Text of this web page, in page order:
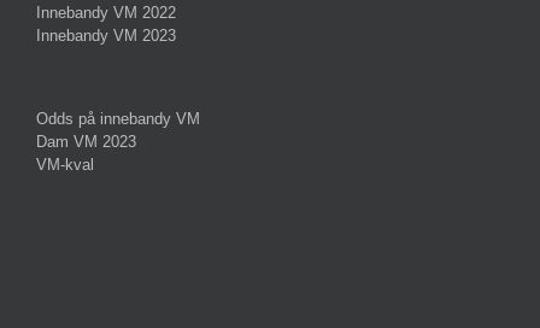
Innebandy VM 2022
Innebandy VM 2023
Odds på innebandy VM
Dam VM 2023
VM-kval